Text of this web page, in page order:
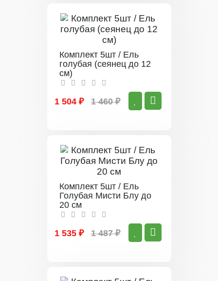
Комплект 5шт / Ель
голубая (сеянец до 12
см)
1 504 ₽ 1 460 ₽
Комплект 5шт / Ель
Голубая Мисти Блу до
20 см
1 535 ₽ 1 487 ₽